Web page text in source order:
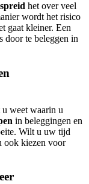
het over veel
wordt het risico
gaat kleiner. Een
door te beleggen in
weet waarin u
in beleggingen en
Wilt u uw tijd
ook kiezen voor